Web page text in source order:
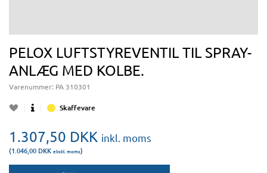
PELOX LUFTSTYREVENTIL TIL SPRAY-
ANLÆG MED KOLBE.
Varenummer: PA 310301
Skaffevare
1.307,50 DKK inkl. moms
(1.046,00 DKK ekskl. moms)